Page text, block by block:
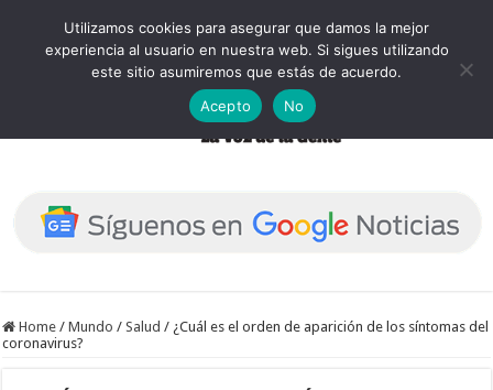
Home / Mundo / Salud / ¿Cuál es el orden de aparición de los síntomas del
coronavirus?
Utilizamos cookies para asegurar que damos la mejor
experiencia al usuario en nuestra web. Si sigues utilizando
este sitio asumiremos que estás de acuerdo.
Acepto
No